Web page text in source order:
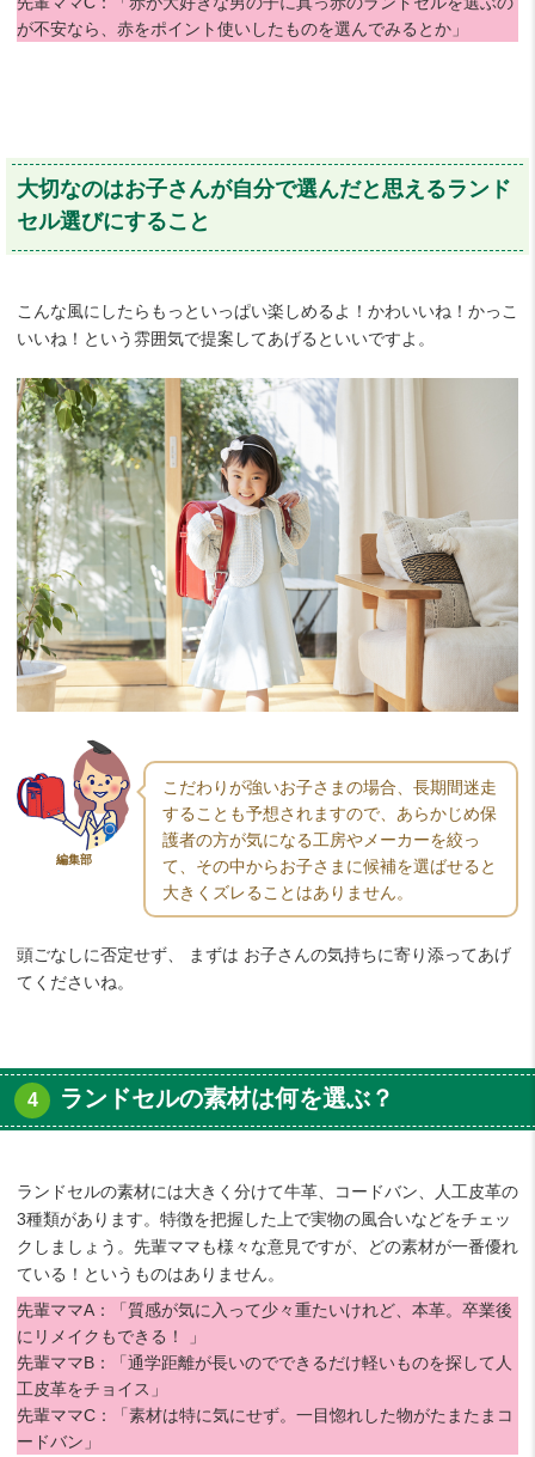
が不安なら、赤をポイント使いしたものを選んでみるとか」
大切なのはお子さんが自分で選んだと思えるランド
セル選びにすること
こんな風にしたらもっといっぱい楽しめるよ！かわいいね！かっこ
いいね！という雰囲気で提案してあげるといいですよ。
編集部
こだわりが強いお子さまの場合、長期間迷走
することも予想されますので、あらかじめ保
護者の方が気になる工房やメーカーを絞っ
て、その中からお子さまに候補を選ばせると
大きくズレることはありません。
頭ごなしに否定せず、 まずは お子さんの気持ちに寄り添ってあげ
てくださいね。
ランドセルの素材は何を選ぶ？
ランドセルの素材には大きく分けて牛革、コードバン、人工皮革の
3種類があります。特徴を把握した上で実物の風合いなどをチェッ
クしましょう。先輩ママも様々な意見ですが、どの素材が一番優れ
ている！というものはありません。
先輩ママA：「質感が気に入って少々重たいけれど、本革。卒業後
にリメイクもできる！ 」
先輩ママB：「通学距離が長いのでできるだけ軽いものを探して人
工皮革をチョイス」
先輩ママC：「素材は特に気にせず。一目惚れした物がたまたまコ
ードバン」